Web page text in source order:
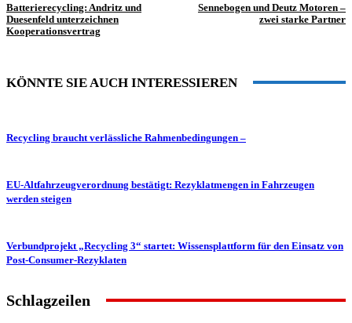
Batterierecycling: Andritz und
Duesenfeld unterzeichnen
Kooperationsvertrag
Sennebogen und Deutz Motoren –
zwei starke Partner
KÖNNTE SIE AUCH INTERESSIEREN
Recycling braucht verlässliche Rahmenbedingungen –
EU-Altfahrzeugverordnung bestätigt: Rezyklatmengen in Fahrzeugen
werden steigen
Verbundprojekt „Recycling 3“ startet: Wissensplattform für den Einsatz von
Post-Consumer-Rezyklaten
Schlagzeilen